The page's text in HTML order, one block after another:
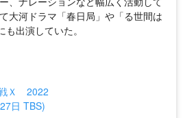
大河ドラマ「春日局」や「る世間は
出演していた。
Ｘ 2022
日 TBS)